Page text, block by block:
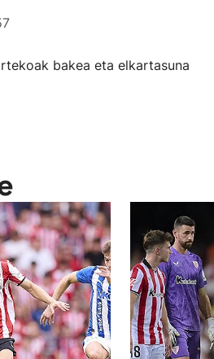
bakea eta elkartasuna